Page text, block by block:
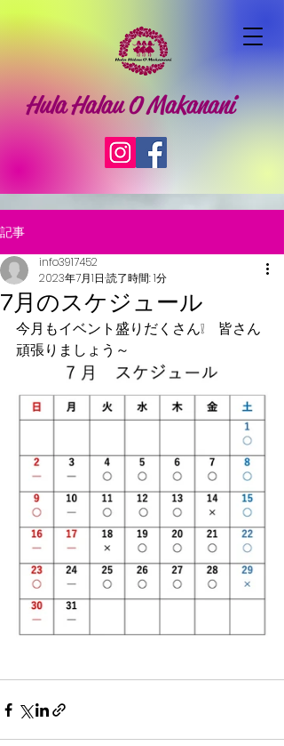
Hula Halau O Makanani
記事
7月のスケジュール
info3917452
2023年7月1日 読了時間: 1分
今月もイベント盛りだくさん❕　皆さん
頑張りましょう～